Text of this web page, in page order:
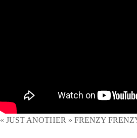
« JUST ANOTHER » FRENZY